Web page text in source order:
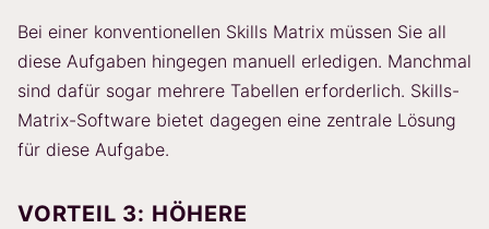
Bei einer konventionellen Skills Matrix müssen Sie all
diese Aufgaben hingegen manuell erledigen. Manchmal
sind dafür sogar mehrere Tabellen erforderlich. Skills-
Matrix-Software bietet dagegen eine zentrale Lösung
für diese Aufgabe.
VORTEIL 3: HÖHERE